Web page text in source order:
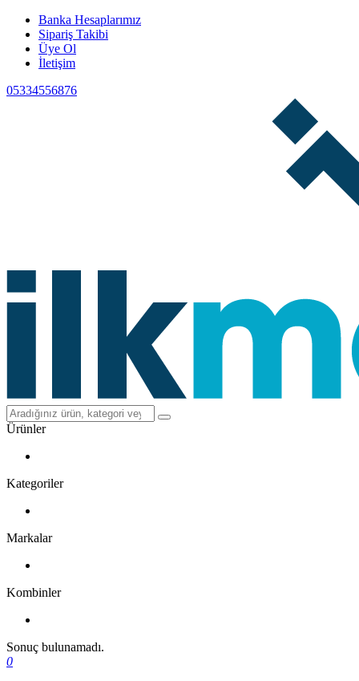
Banka Hesaplarımız
Sipariş Takibi
Üye Ol
İletişim
05334556876
Ürünler
Kategoriler
Markalar
Kombinler
Sonuç bulunamadı.
0